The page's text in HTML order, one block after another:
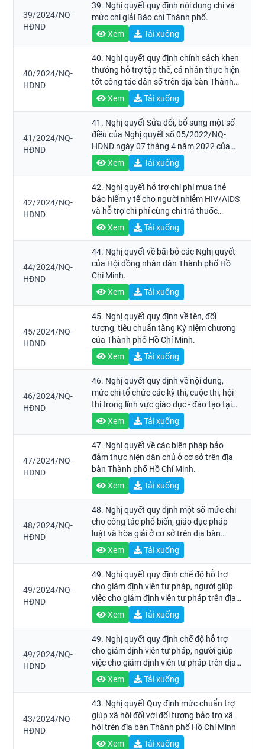
39/2024/NQ-
HĐND
39. Nghị quyết quy định nội dung chi và
mức chi giải Báo chí Thành phố.
Xem
Tải xuống
40/2024/NQ-
HĐND
40. Nghị quyết quy định chính sách khen
thưởng hỗ trợ tập thể, cá nhân thực hiện
tốt công tác dân số trên địa bàn Thành
phố Hồ Chí Minh.
Xem Tải xuống
41/2024/NQ-
HĐND
41. Nghị quyết Sửa đổi, bổ sung một số
điều của Nghị quyết số 05/2022/NQ-
HĐND ngày 07 tháng 4 năm 2022 của
Hội đồng nhân dân Thành phố về chính
sách đặc thù đối với huấn luyện viên, vận
động viên của Thành phố Hồ Chí Minh
Xem Tải xuống
42/2024/NQ-
HĐND
42. Nghị quyết hỗ trợ chi phí mua thẻ
bảo hiểm y tế cho người nhiễm HIV/AIDS
và hỗ trợ chi phí cùng chi trả thuốc
kháng vi rút HIV cho người nhiễm
HIV/AIDS có thẻ bảo hiểm y tế trên địa
bàn Thành phố Hồ Chí Minh.
Xem Tải xuống
44/2024/NQ-
HĐND
44. Nghị quyết về bãi bỏ các Nghị quyết
của Hội đồng nhân dân Thành phố Hồ
Chí Minh.
Xem
Tải xuống
45/2024/NQ-
HĐND
45. Nghị quyết quy định về tên, đối
tượng, tiêu chuẩn tặng Kỷ niệm chương
của Thành phố Hồ Chí Minh.
Xem
Tải xuống
46/2024/NQ-
HĐND
46. Nghị quyết quy định về nội dung,
mức chi tổ chức các kỳ thi, cuộc thi, hội
thi trong lĩnh vực giáo dục - đào tạo tại
Thành phố Hồ Chí Minh.
Xem Tải xuống
47/2024/NQ-
HĐND
47. Nghị quyết về các biện pháp bảo
đảm thực hiện dân chủ ở cơ sở trên địa
bàn Thành phố Hồ Chí Minh.
Xem
Tải xuống
48/2024/NQ-
HĐND
48. Nghị quyết quy định một số mức chi
cho công tác phổ biến, giáo dục pháp
luật và hòa giải ở cơ sở trên địa bàn
Thành phố Hồ Chí Minh.
Xem Tải xuống
49/2024/NQ-
HĐND
49. Nghị quyết quy định chế độ hỗ trợ
cho giám định viên tư pháp, người giúp
việc cho giám định viên tư pháp trên địa
bàn Thành phố Hồ Chí Minh.
Xem Tải xuống
49/2024/NQ-
HĐND
49. Nghị quyết quy định chế độ hỗ trợ
cho giám định viên tư pháp, người giúp
việc cho giám định viên tư pháp trên địa
bàn Thành phố Hồ Chí Minh.
Xem Tải xuống
43/2024/NQ-
HĐND
43. Nghị quyết Quy định mức chuẩn trợ
giúp xã hội đối với đối tượng bảo trợ xã
hội trên địa bàn Thành phố Hồ Chí Minh
Xem
Tải xuống